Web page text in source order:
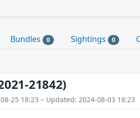
Bundles 0 Sightings 0
21842)
25 18:23 – Updated: 2024-08-03 18:23